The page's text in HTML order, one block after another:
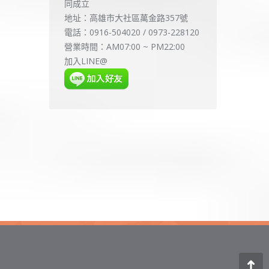
同成立
地址：高雄市大社區萬金路357號
電話：0916-504020 / 0973-228120
營業時間：AM07:00 ~ PM22:00
加入LINE@